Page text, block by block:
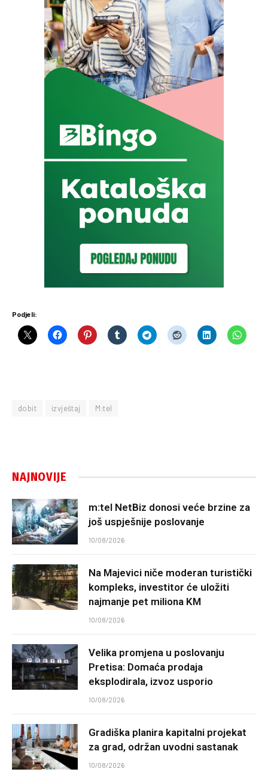
Podjeli:
dobit izvještaj M:tel
NAJNOVIJE
m:tel NetBiz donosi veće brzine za
još uspješnije poslovanje
10/08/2026
Na Majevici niče moderan turistički
kompleks, investitor će uložiti
najmanje pet miliona KM
10/08/2026
Velika promjena u poslovanju
Pretisa: Domaća prodaja
eksplodirala, izvoz usporio
10/08/2026
Gradiška planira kapitalni projekat
za grad, održan uvodni sastanak
10/08/2026